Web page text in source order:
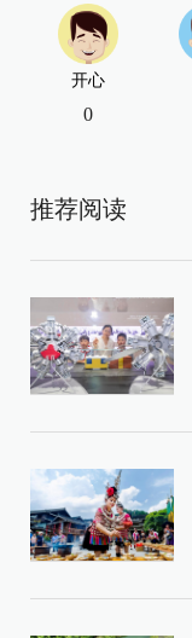
开心
0
推荐阅读